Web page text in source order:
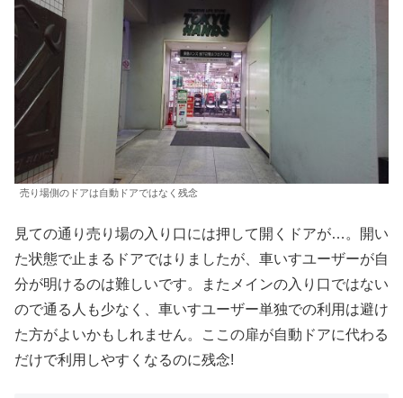
売り場側のドアは自動ドアではなく残念
見ての通り売り場の入り口には押して開くドアが…。開い
た状態で止まるドアではりましたが、車いすユーザーが自
分が明けるのは難しいです。またメインの入り口ではない
ので通る人も少なく、車いすユーザー単独での利用は避け
た方がよいかもしれません。ここの扉が自動ドアに代わる
だけで利用しやすくなるのに残念!